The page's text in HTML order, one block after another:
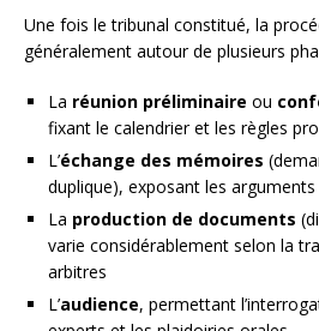
Une fois le tribunal constitué, la
généralement autour de plusieurs
La réunion préliminaire ou
fixant le calendrier et les règles
L’échange des mémoires
duplique), exposant les
La production de documents
varie considérablement selon la
arbitres
L’audience, permettant